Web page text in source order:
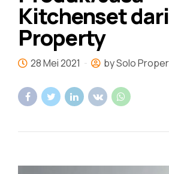
Kitchenset
Property
28 Mei 2021 by Solo